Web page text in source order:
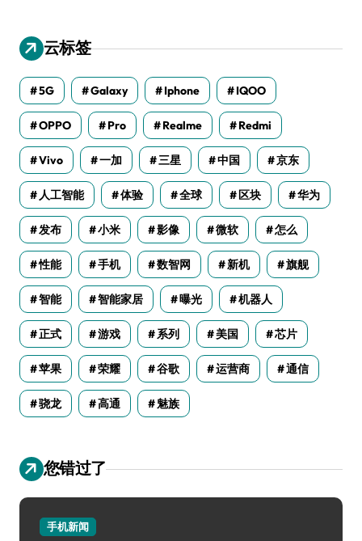
云标签
5G Galaxy Iphone IQOO
OPPO Pro Realme Redmi
Vivo 一加 三星 中国 京东
人工智能 体验 全球 区块 华为
发布 小米 影像 微软 怎么
性能 手机 数智网 新机 旗舰
智能 智能家居 曝光 机器人
正式 游戏 系列 美国 芯片
苹果 荣耀 谷歌 运营商 通信
骁龙 高通 魅族
您错过了
手机新闻